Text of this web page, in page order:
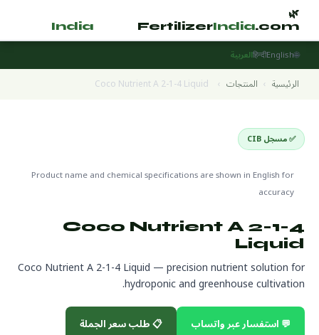
🌿
FertilizerIndia.com
India
🌐
English
हिन्दीالعربية
الرئيسية › المنتجات ›
Coco Nutrient A 2-1-4 Liquid
✅ مسجل CIB
Product name and chemical specifications are shown in English for
accuracy
Coco Nutrient A 2-1-4
Liquid
Coco Nutrient A 2-1-4 Liquid — precision nutrient solution for
hydroponic and greenhouse cultivation.
💬 استفسار عبر واتساب
📋 طلب سعر الجملة